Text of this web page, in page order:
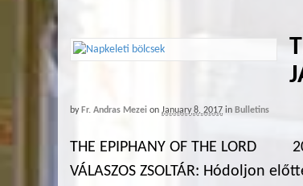
by Fr. Andras Mezei on January 8, 2017 in Bulletins
THE EPIPHANY OF THE LORD
VÁLASZOS ZSOLTÁR: Hódoljon